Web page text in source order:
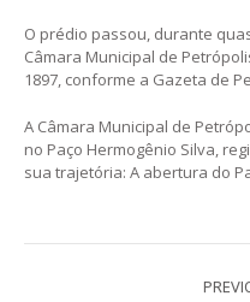
O prédio passou, durante
Câmara Municipal de
1897, conforme a Gazeta de
A Câmara Municipal de
no Paço Hermogênio Silva,
sua trajetória: A abertura do